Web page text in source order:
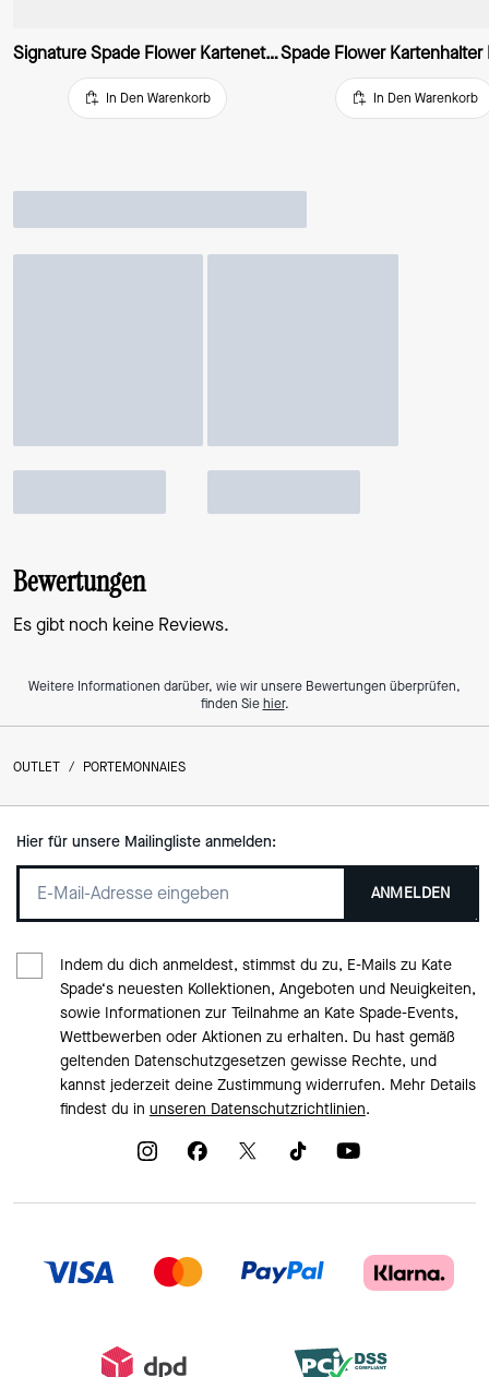
Signature Spade Flower Kartenetui, Klein Schmal
In Den Warenkorb In Den Warenkorb
Bewertungen
Es gibt noch keine Reviews.
Weitere Informationen darüber, wie wir unsere Bewertungen überprüfen,
finden Siehier.
OUTLET / PORTEMONNAIES
Hier für unsere Mailingliste anmelden:
ANMELDEN
Indem du dich anmeldest, stimmst du zu, E-Mails zu Kate
Spade‘s neuesten Kollektionen, Angeboten und Neuigkeiten,
sowie Informationen zur Teilnahme an Kate Spade-Events,
Wettbewerben oder Aktionen zu erhalten. Du hast gemäß
geltenden Datenschutzgesetzen gewisse Rechte, und
kannst jederzeit deine Zustimmung widerrufen. Mehr Details
findest du in unseren Datenschutzrichtlinien.